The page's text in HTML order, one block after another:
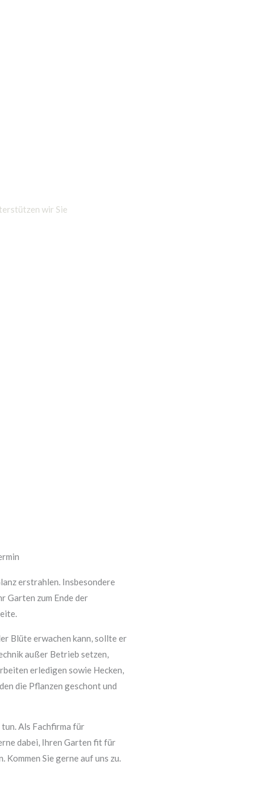
wir Sie
erstrahlen. Insbesondere
Garten zum Ende der
Blüte erwachen kann, sollte er
außer Betrieb setzen,
erledigen sowie Hecken,
die Pflanzen geschont und
Als Fachfirma für
dabei, Ihren Garten fit für
Kommen Sie gerne auf uns zu.